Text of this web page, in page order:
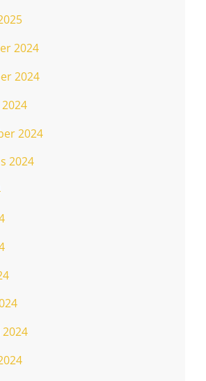
2024
2024
2024
2024